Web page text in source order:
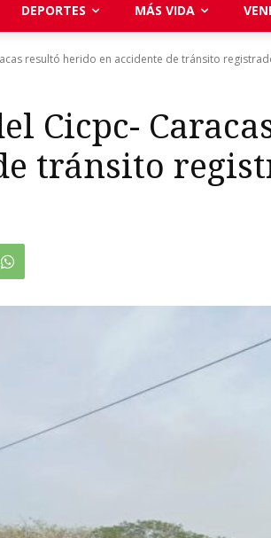
DEPORTES MÁS VIDA
resultó herido en accidente de tránsito
Cicpc-
tránsito